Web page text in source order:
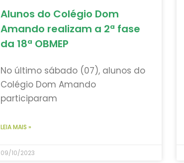
Alunos do Colégio Dom
Amando realizam a 2ª fase
da 18ª OBMEP
No último sábado (07), alunos do
Colégio Dom Amando
participaram
LEIA MAIS »
09/10/2023